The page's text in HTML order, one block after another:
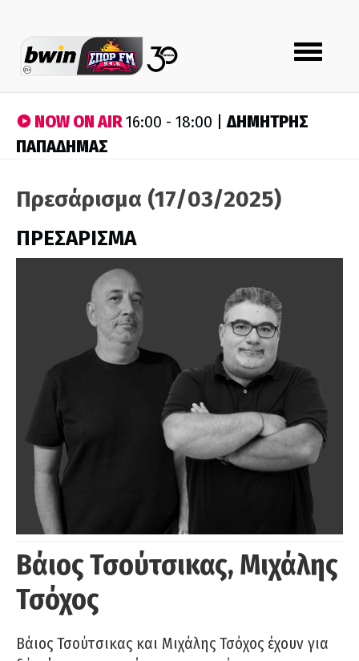
Toggle
navigation
NOW ON AIR16:00 - 18:00 |ΔΗΜΗΤΡΗΣ
ΠΑΠΑΔΗΜΑΣ
Πρεσάρισμα (17/03/2025)
ΠΡΕΣΑΡΙΣΜΑ
Βάιος Τσούτσικας, Μιχάλης
Τσόχος
Βάιος Τσούτσικας και Μιχάλης Τσόχος έχουν για